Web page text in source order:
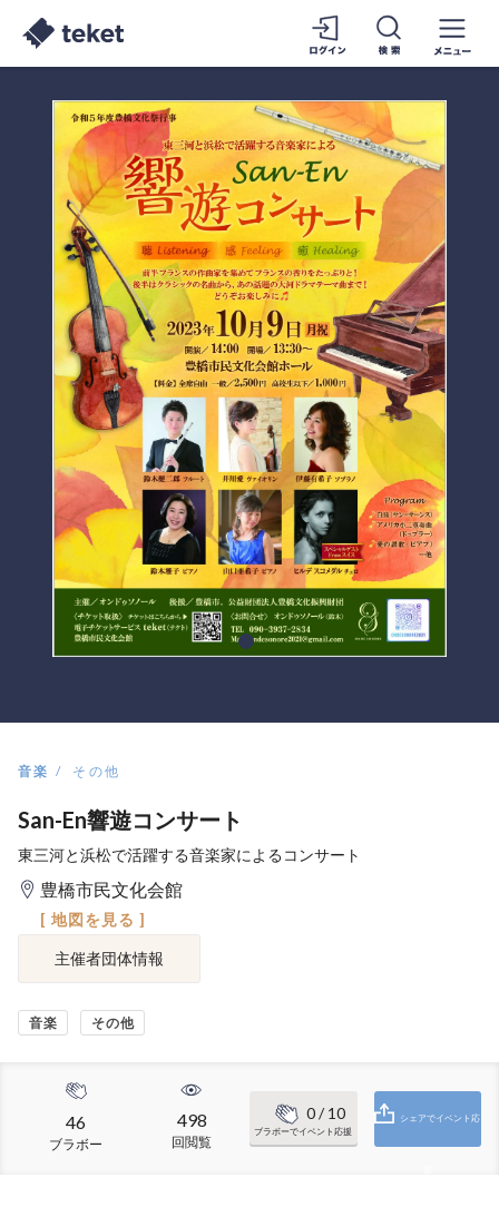
音楽 その他
San-En響遊コンサート
東三河と浜松で活躍する音楽家によるコンサート
豊橋市民文化会館
[ 地図を見る ]
主催者団体情報
音楽 その他
46
ブラボー
498
回閲覧
0/ 10
ブラボーでイベント応援
シェアでイベント応